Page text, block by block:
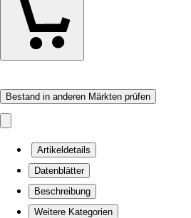
Bestand in anderen Märkten prüfen
Artikeldetails
Datenblätter
Beschreibung
Weitere Kategorien